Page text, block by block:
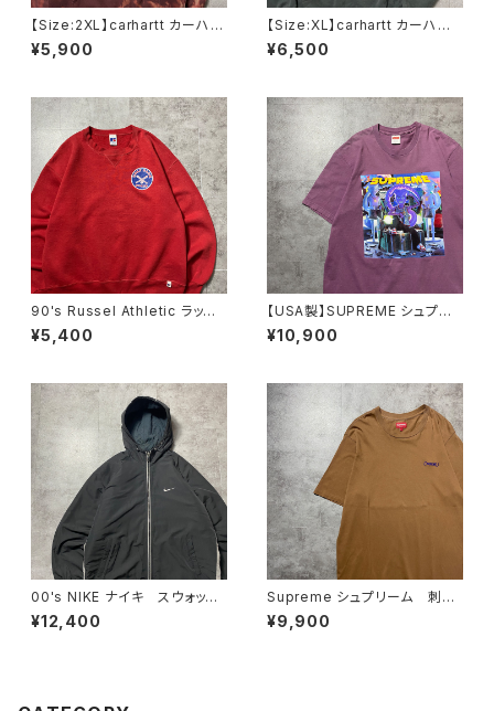
【Size:2XL】carhartt カーハー
ト ルーズフィット ラベルロ
ゴ ワインレッド ボルドー ス
¥5,900
【Size:XL】carhartt カーハー
ト 刺繍企業ロゴ アームプリ
ント グッドダメージ ダークグ
¥6,500
90's Russel Athletic ラッセ
ルアスレチック ローカルベー
スボールチーム プリント 前V
¥5,400
【USA製】SUPREME シュプリ
ーム サイケデリック アートグ
ラフィック プリント パープ
¥10,900
00's NIKE ナイキ スウォッシ
ュ 刺繍ワンポイント フード
刺繍 ドローコード ブラッ
¥12,400
Supreme シュプリーム 刺繍
ワンポイント ブラウン Tシャ
ツ
¥9,900